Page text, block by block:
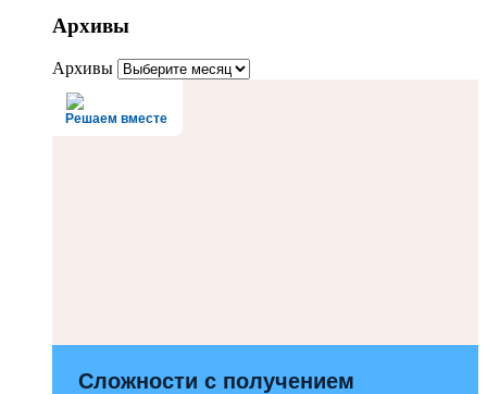
Архивы
Архивы
Решаем вместе
Сложности с получением